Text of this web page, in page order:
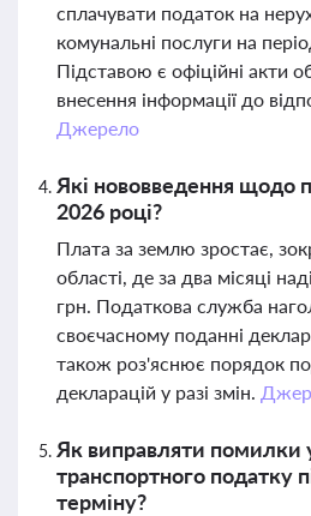
сплачувати податок на
комунальні послуги на
Підставою є офіційні акти
внесення інформації до
Джерело
Які нововведення щодо
2026 році?
Плата за землю зростає,
області, де за два місяці
грн. Податкова служба
своєчасному поданні
також роз'яснює порядок
декларацій у разі змін.
Як виправляти помилки
транспортного податку
терміну?